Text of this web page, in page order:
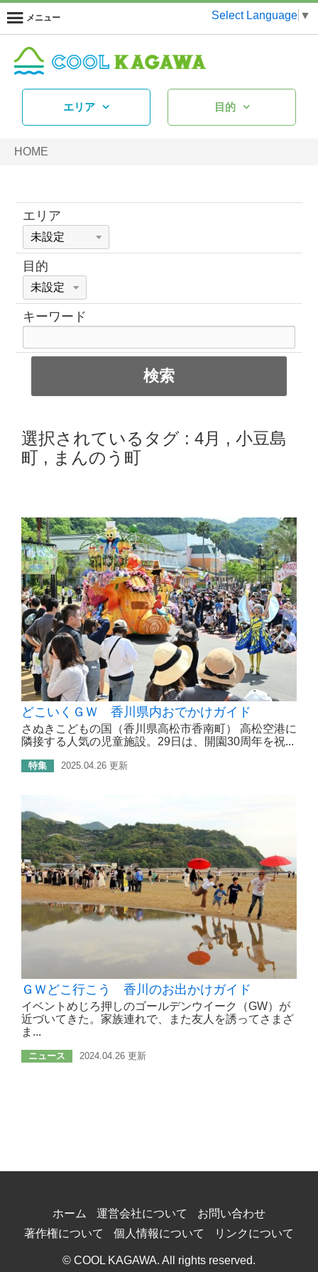
メニュー Select Language ▼
エリア 目的
HOME
エリア
目的
キーワード
選択されているタグ : 4月 , 小豆島
町
, まんのう町
どこいくＧＷ 香川県内おでかけガイド
さぬきこどもの国（香川県高松市香南町） 高松空港に
隣接する人気の児童施設。29日は、開園30周年を祝...
特集 2025.04.26 更新
ＧＷどこ行こう 香川のお出かけガイド
イベントめじろ押しのゴールデンウイーク（GW）が
近づいてきた。家族連れで、また友人を誘ってさまざ
ま...
ニュース 2024.04.26 更新
ホーム 運営会社について
お問い合わせ
著作権について
個人情報について リンクについて
© COOL KAGAWA. All rights reserved.